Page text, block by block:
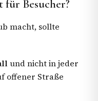
für Besucher?
macht, sollte
und nicht in jeder
offener Straße